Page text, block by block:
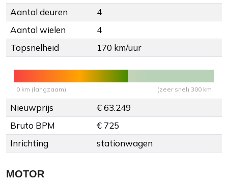
Aantal deuren
4
Aantal wielen
4
Topsnelheid
170 km/uur
0 km (langzaam) (zeer snel) 300 km
Nieuwprijs
€ 63.249
Bruto BPM
€ 725
Inrichting
stationwagen
MOTOR